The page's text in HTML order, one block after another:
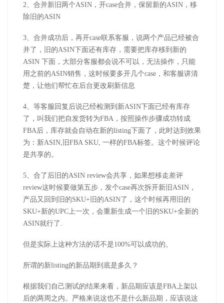
2、合并新旧两个ASIN，开case合并，保留新的ASIN，移
除旧的ASIN
3、合并成功后，再开case联系客服，说两个产品已经被合
并了，旧的ASIN下面还有库存，需要把库存移到新的
ASIN 下面，大部分客服都会说不可以，无法操作，只能
用之前的ASIN销售，这时候要多开几个case，和客服讲清
楚，让他们帮忙在后台更改刷新信息
4、等客服回复后说已经检测到新ASIN下面已经有库存
了，叫我们把自发货转为FBA，按照操作步骤成功转成
FBA后，库存就会自动在新的listing下面了，此时达到效果
为：新ASIN,旧FBA SKU, 一样的FBA标签。这个时候评论
是共享的。
5、合了后旧的ASIN review会共享，如果想移走差评
review这时候要做第五步，发个case再次拆开新旧ASIN，
产品又回到旧的SKU+旧的ASIN了，这个时候再用旧的
SKU+新的UPC上一次，会重新生成一个旧的SKU+全新的
ASIN就行了.
但是实际上这种方法的话不是100%可以成功的。
所谓的新listing的新品期到底是多久？
根据我们自己测试的结果来看，新品期应该是FBA上架以
后的两周之内。严格来说这也不是什么新品期，应该说这